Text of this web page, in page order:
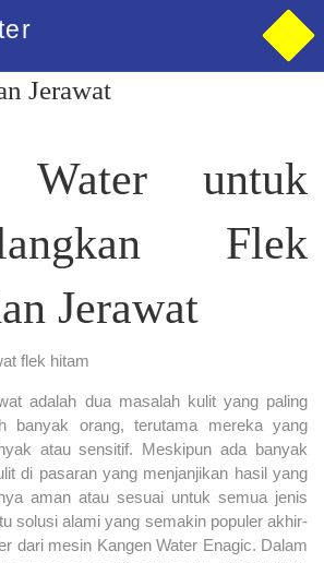
untuk Menghilangkan
Jerawat
Water untuk
Flek
Jerawat
adalah dua masalah kulit yang paling
banyak orang, terutama mereka yang
atau sensitif. Meskipun ada banyak
di pasaran yang menjanjikan hasil yang
aman atau sesuai untuk semua jenis
solusi alami yang semakin populer akhir-
dari mesin Kangen Water Enagic. Dalam